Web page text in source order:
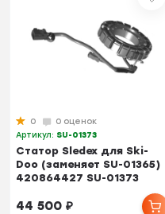
0
0 оценок
Артикул: SU-01373
Статор Sledex для Ski-
Doo (заменяет SU-01365)
420864427 SU-01373
44 500₽